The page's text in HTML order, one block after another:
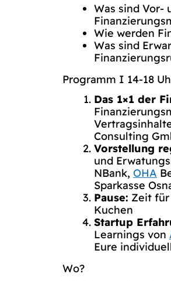
Was sind Vor-
Wie werden
Was sind
Programm I 14-18
Das 1×1 der
Consulting
Vorstellung
und
NBank, OHA
Sparkasse
Pause: Zeit
Kuchen
Startup
Learnings von
Eure
Wo?